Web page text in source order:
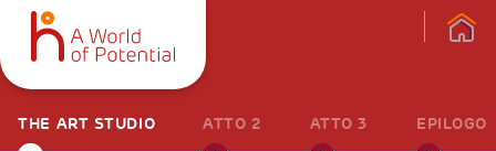
THE ART STUDIO ATTO 2 ATTO 3 EPILOGO